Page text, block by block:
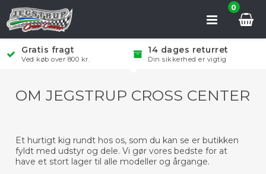
0
Gratis fragt
Ved køb over 800 kr.
14 dages returret
Din sikkerhed er vigtig
OM JEGSTRUP CROSS CENTER
Et hurtigt kig rundt hos os, som du kan se er butikken
fyldt med udstyr og dele. Vi gør vores bedste for at
have et stort lager til alle modeller og årgange.